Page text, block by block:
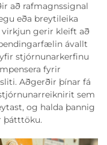
að rafmagnssignal
eða breytileika
gerir kleift að
ávallt
stjórnunarkerfinu
fyrir
Aðgerðir þínar fá
sem
og halda þannig
þátttöku.